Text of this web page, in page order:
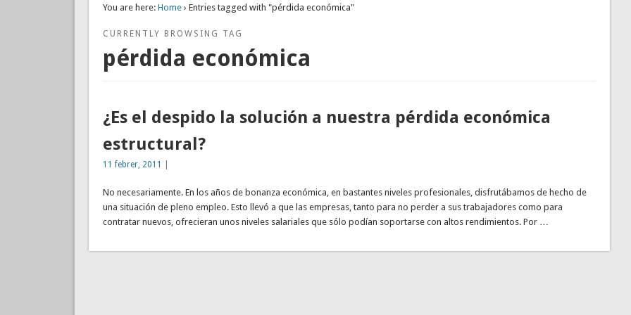
You are here: Home› Entries tagged with "pérdida económica"
CURRENTLY BROWSING TAG
pérdida económica
¿Es el despido la solución a nuestra pérdida económica
estructural?
11 febrer, 2011
No necesariamente. En los años de bonanza económica, en bastantes niveles profesionales, disfrutábamos de hecho de
una situación de pleno empleo. Esto llevó a que las empresas, tanto para no perder a sus trabajadores como para
contratar nuevos, ofrecieran unos niveles salariales que sólo podían soportarse con altos rendimientos. Por …